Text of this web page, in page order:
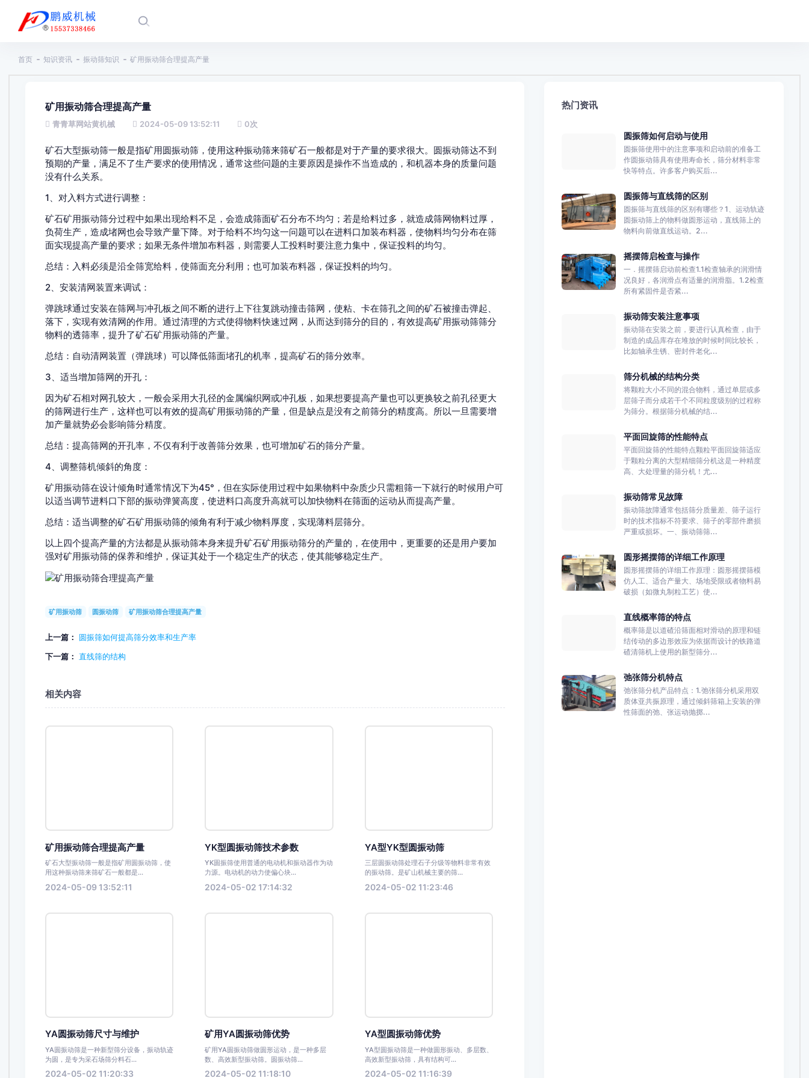
首页 知识资讯 振动筛知识 矿用振动筛合理提高产量
矿用振动筛合理提高产量
青青草网站黄机械 2024-05-09 13:52:11 0次
矿石大型振动筛一般是指矿用圆振动筛，使用这种振动筛来筛矿石一般都是对于产量的要求很大。圆振动筛达不到
预期的产量，满足不了生产要求的使用情况，通常这些问题的主要原因是操作不当造成的，和机器本身的质量问题
没有什么关系。
1、对入料方式进行调整：
矿石矿用振动筛分过程中如果出现给料不足，会造成筛面矿石分布不均匀；若是给料过多，就造成筛网物料过厚，
负荷生产，造成堵网也会导致产量下降。对于给料不均匀这一问题可以在进料口加装布料器，使物料均匀分布在筛
面实现提高产量的要求；如果无条件增加布料器，则需要人工投料时要注意力集中，保证投料的均匀。
总结：入料必须是沿全筛宽给料，使筛面充分利用；也可加装布料器，保证投料的均匀。
2、安装清网装置来调试：
弹跳球通过安装在筛网与冲孔板之间不断的进行上下往复跳动撞击筛网，使粘、卡在筛孔之间的矿石被撞击弹起、
落下，实现有效清网的作用。通过清理的方式使得物料快速过网，从而达到筛分的目的，有效提高矿用振动筛筛分
物料的透筛率，提升了矿石矿用振动筛的产量。
总结：自动清网装置（弹跳球）可以降低筛面堵孔的机率，提高矿石的筛分效率。
3、适当增加筛网的开孔：
因为矿石相对网孔较大，一般会采用大孔径的金属编织网或冲孔板，如果想要提高产量也可以更换较之前孔径更大
的筛网进行生产，这样也可以有效的提高矿用振动筛的产量，但是缺点是没有之前筛分的精度高。所以一旦需要增
加产量就势必会影响筛分精度。
总结：提高筛网的开孔率，不仅有利于改善筛分效果，也可增加矿石的筛分产量。
4、调整筛机倾斜的角度：
矿用振动筛在设计倾角时通常情况下为45°，但在实际使用过程中如果物料中杂质少只需粗筛一下就行的时候用户可
以适当调节进料口下部的振动弹簧高度，使进料口高度升高就可以加快物料在筛面的运动从而提高产量。
总结：适当调整的矿石矿用振动筛的倾角有利于减少物料厚度，实现薄料层筛分。
以上四个提高产量的方法都是从振动筛本身来提升矿石矿用振动筛分的产量的，在使用中，更重要的还是用户要加
强对矿用振动筛的保养和维护，保证其处于一个稳定生产的状态，使其能够稳定生产。
矿用振动筛 圆振动筛 矿用振动筛合理提高产量
上一篇：
圆振筛如何提高筛分效率和生产率
下一篇： 直线筛的结构
相关内容
矿用振动筛合理提高产量
矿石大型振动筛一般是指矿用圆振动筛，使
用这种振动筛来筛矿石一般都是...
2024-05-09 13:52:11
YK型圆振动筛技术参数
YK圆振筛使用普通的电动机和振动器作为动
力源。电动机的动力使偏心块...
2024-05-02 17:14:32
YA型YK型圆振动筛
三层圆振动筛处理石子分级等物料非常有效
的振动筛。是矿山机械主要的筛...
2024-05-02 11:23:46
YA圆振动筛尺寸与维护
YA圆振动筛是一种新型筛分设备，振动轨迹
为圆，是专为采石场筛分料石...
2024-05-02 11:20:33
矿用YA圆振动筛优势
矿用YA圆振动筛做圆形运动，是一种多层
数、高效新型振动筛。圆振动筛...
2024-05-02 11:18:10
YA型圆振动筛优势
YA型圆振动筛是一种做圆形振动、多层数、
高效新型振动筛，具有结构可...
2024-05-02 11:16:39
热门资讯
圆振筛如何启动与使用
圆振筛使用中的注意事项和启动前的准备工
作圆振动筛具有使用寿命长，筛分材料非常
快等特点。许多客户购买后...
圆振筛与直线筛的区别
圆振筛与直线筛的区别有哪些？1、运动轨迹
圆振动筛上的物料做圆形运动，直线筛上的
物料向前做直线运动。2...
摇摆筛启检查与操作
一．摇摆筛启动前检查1.1检查轴承的润滑情
况良好，各润滑点有适量的润滑脂。1.2检查
所有紧固件是否紧...
振动筛安装注意事项
振动筛在安装之前，要进行认真检查，由于
制造的成品库存在堆放的时候时间比较长，
比如轴承生锈、密封件老化...
筛分机械的结构分类
将颗粒大小不同的混合物料，通过单层或多
层筛子而分成若干个不同粒度级别的过程称
为筛分。根据筛分机械的结...
平面回旋筛的性能特点
平面回旋筛的性能特点颗粒平面回旋筛适应
于颗粒分离的大型精细筛分机这是一种精度
高、大处理量的筛分机！尤...
振动筛常见故障
振动筛故障通常包括筛分质量差、筛子运行
时的技术指标不符要求、筛子的零部件磨损
严重或损坏。一、振动筛筛...
圆形摇摆筛的详细工作原理
圆形摇摆筛的详细工作原理：圆形摇摆筛模
仿人工、适合产量大、场地受限或者物料易
破损（如微丸制粒工艺）使...
直线概率筛的特点
概率筛是以道碴沿筛面相对滑动的原理和链
结传动的多边形效应为依据而设计的铁路道
碴清筛机上使用的新型筛分...
弛张筛分机特点
弛张筛分机产品特点：1.弛张筛分机采用双
质体亚共振原理，通过倾斜筛箱上安装的弹
性筛面的弛、张运动抛掷...